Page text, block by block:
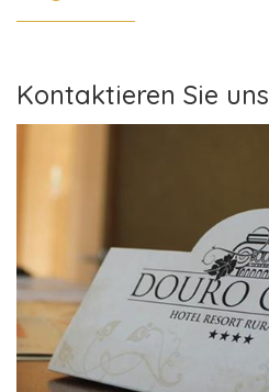
Kontaktieren Sie uns